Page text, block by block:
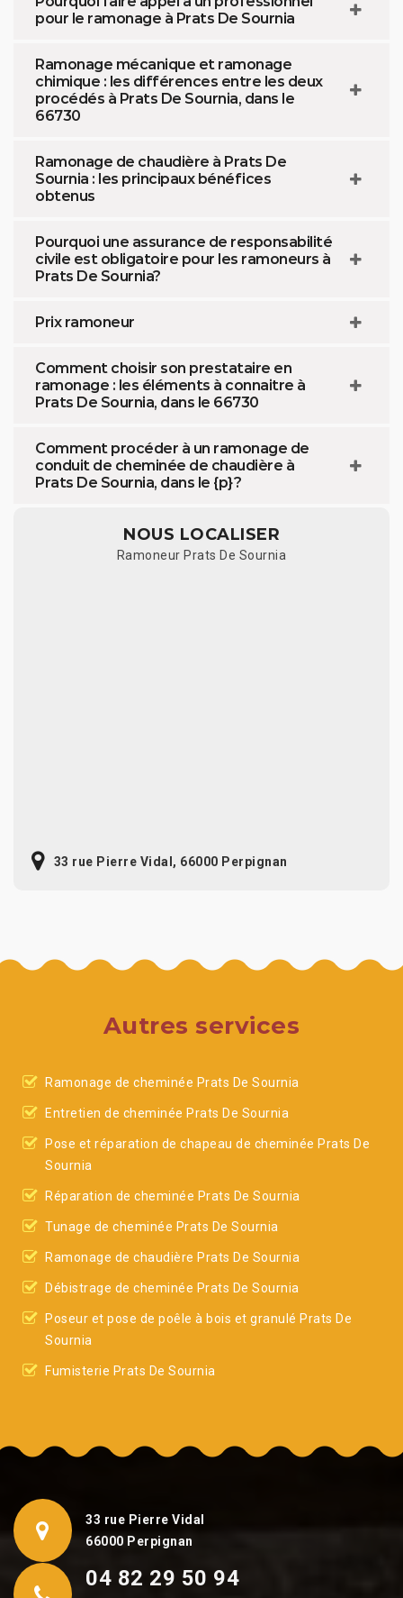
pour le ramonage à Prats De Sournia
Ramonage mécanique et ramonage
chimique : les différences entre les deux
procédés à Prats De Sournia, dans le
66730
Ramonage de chaudière à Prats De
Sournia : les principaux bénéfices
obtenus
Pourquoi une assurance de responsabilité
civile est obligatoire pour les ramoneurs à
Prats De Sournia?
Prix ramoneur
Comment choisir son prestataire en
ramonage : les éléments à connaitre à
Prats De Sournia, dans le 66730
Comment procéder à un ramonage de
conduit de cheminée de chaudière à
Prats De Sournia, dans le {p} ?
NOUS LOCALISER
Ramoneur Prats De Sournia
33 rue Pierre Vidal, 66000 Perpignan
Autres services
Ramonage de cheminée Prats De Sournia
Entretien de cheminée Prats De Sournia
Pose et réparation de chapeau de cheminée Prats De
Sournia
Réparation de cheminée Prats De Sournia
Tunage de cheminée Prats De Sournia
Ramonage de chaudière Prats De Sournia
Débistrage de cheminée Prats De Sournia
Poseur et pose de poêle à bois et granulé Prats De
Sournia
Fumisterie Prats De Sournia
33 rue Pierre Vidal
66000 Perpignan
04 82 29 50 94